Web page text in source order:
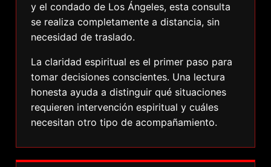
y el condado de Los Ángeles, esta consulta
se realiza completamente a distancia, sin
necesidad de traslado.
La claridad espiritual es el primer paso para
tomar decisiones conscientes. Una lectura
honesta ayuda a distinguir qué situaciones
requieren intervención espiritual y cuáles
necesitan otro tipo de acompañamiento.